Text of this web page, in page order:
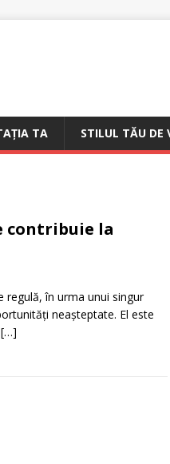
TA STILUL TĂU DE
contribuie la
regulă, în urma unui singur
neașteptate. El este
[…]